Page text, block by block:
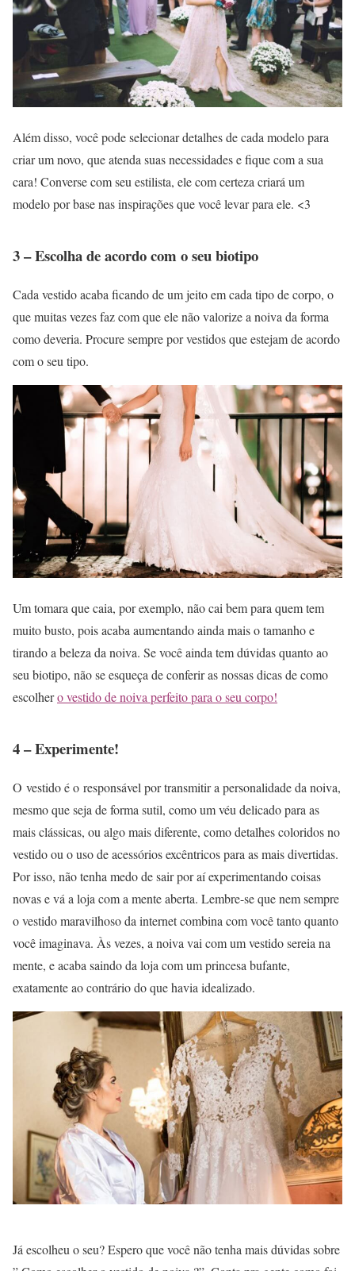
Além disso, você pode selecionar detalhes de cada modelo para
criar um novo, que atenda suas necessidades e fique com a sua
cara! Converse com seu estilista, ele com certeza criará um
modelo por base nas inspirações que você levar para ele. <3
3 – Escolha de acordo com o seu biotipo
Cada vestido acaba ficando de um jeito em cada tipo de corpo, o
que muitas vezes faz com que ele não valorize a noiva da forma
como deveria. Procure sempre por vestidos que estejam de acordo
com o seu tipo.
Um tomara que caia, por exemplo, não cai bem para quem tem
muito busto, pois acaba aumentando ainda mais o tamanho e
tirando a beleza da noiva. Se você ainda tem dúvidas quanto ao
seu biotipo, não se esqueça de conferir as nossas dicas de como
escolhero vestido de noiva perfeito para o seu corpo!
4 – Experimente!
O vestido é o responsável por transmitir a personalidade da noiva,
mesmo que seja de forma sutil, como um véu delicado para as
mais clássicas, ou algo mais diferente, como detalhes coloridos no
vestido ou o uso de acessórios excêntricos para as mais divertidas.
Por isso, não tenha medo de sair por aí experimentando coisas
novas e vá a loja com a mente aberta. Lembre-se que nem sempre
o vestido maravilhoso da internet combina com você tanto quanto
você imaginava. Às vezes, a noiva vai com um vestido sereia na
mente, e acaba saindo da loja com um princesa bufante,
exatamente ao contrário do que havia idealizado.
Já escolheu o seu? Espero que você não tenha mais dúvidas sobre